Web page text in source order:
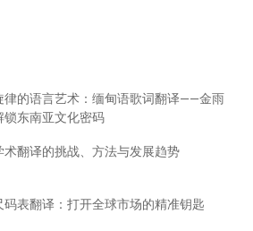
律的语言艺术：缅甸语歌词翻译——金雨
锁东南亚文化密码
术翻译的挑战、方法与发展趋势
码表翻译：打开全球市场的精准钥匙